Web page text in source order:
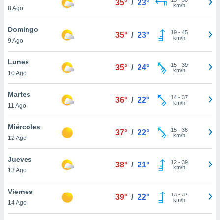
más
nuestra
y
de
disponible
cookies
aceptar
8 Ago
35° / 23°
km/h
Domingo
9 Ago
35° / 23° 19- 45
km/h
Lunes
10 Ago
35° / 24° 15- 39
km/h
Martes
11 Ago
36° / 22° 14- 37
km/h
Miércoles
12 Ago
37° / 22° 15- 38
km/h
Jueves
13 Ago
38° / 21° 12- 39
km/h
Viernes
14 Ago
39° / 22° 13- 37
km/h